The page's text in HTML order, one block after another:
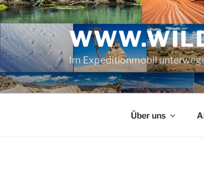
Zum
Inhalt
springen
Im Expeditionmobil
Über uns